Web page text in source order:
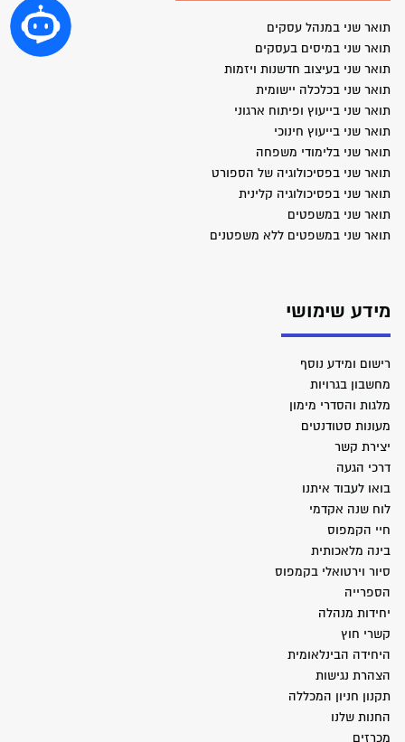
תואר שני במנהל עסקים
תואר שני במיסים בעסקים
תואר שני בעיצוב חדשנות ויזמות
תואר שני בכלכלה יישומית
תואר שני בייעוץ ופיתוח ארגוני
תואר שני בייעוץ חינוכי
תואר שני בלימודי משפחה
תואר שני בפסיכולוגיה של הספורט
תואר שני בפסיכולוגיה קלינית
תואר שני במשפטים
תואר שני במשפטים ללא משפטנים
מידע שימושי
רישום ומידע נוסף
מחשבון בגרויות
מלגות והסדרי מימון
מעונות סטודנטים
יצירת קשר
דרכי הגעה
בואו לעבוד איתנו
לוח שנה אקדמי
חיי הקמפוס
בינה מלאכותית
סיור וירטואלי בקמפוס
הספרייה
יחידות מנהלה
קשרי חוץ
היחידה הבינלאומית
הצהרת נגישות
תקנון חניון המכללה
החנות שלנו
מכרזים